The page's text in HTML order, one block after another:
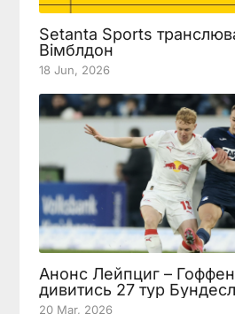
Setanta Sports
Вімблдон
18 Jun, 2026
Анонс Лейпциг –
дивитись 27 тур
20 Mar, 2026